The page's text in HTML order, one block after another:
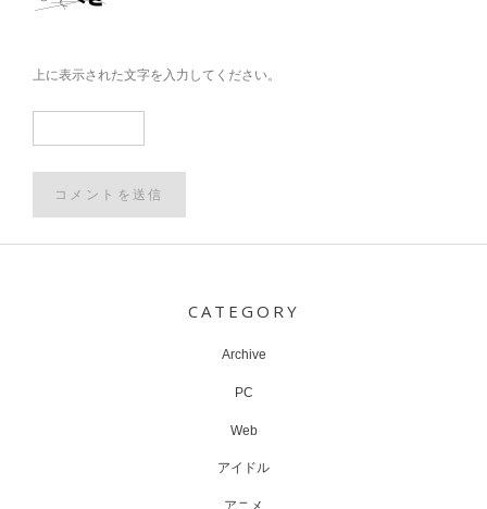
上に表示された文字を入力してください。
CATEGORY
Archive
PC
Web
アイドル
アニメ